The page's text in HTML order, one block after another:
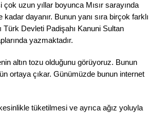
uzun yıllar boyunca Mısır sarayında
dayanır. Bunun yanı sıra birçok farklı
Devleti Padişahı Kanuni Sultan
yazmaktadır.
altın tozu olduğunu görüyoruz. Bunun
ortaya çıkar. Günümüzde bunun internet
tüketilmesi ve ayrıca ağız yoluyla